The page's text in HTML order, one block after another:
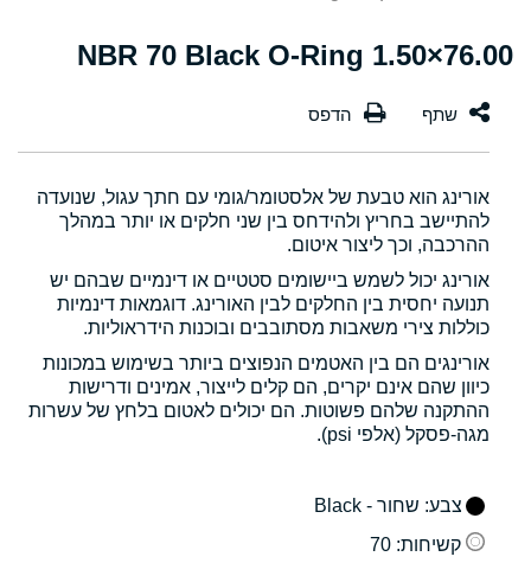
76.00×1.50 NBR 70 Black O-Ring
אורינג הוא טבעת של אלסטומר/גומי עם חתך עגול, שנועדה
להתיישב בחריץ ולהידחס בין שני חלקים או יותר במהלך
ההרכבה, וכך ליצור איטום.
אורינג יכול לשמש ביישומים סטטיים או דינמיים שבהם יש
תנועה יחסית בין החלקים לבין האורינג. דוגמאות דינמיות
כוללות צירי משאבות מסתובבים ובוכנות הידראוליות.
אורינגים הם בין האטמים הנפוצים ביותר בשימוש במכונות
כיוון שהם אינם יקרים, הם קלים לייצור, אמינים ודרישות
ההתקנה שלהם פשוטות. הם יכולים לאטום בלחץ של עשרות
מגה-פסקל (אלפי psi).
צבע: שחור - Black
קשיחות: 70